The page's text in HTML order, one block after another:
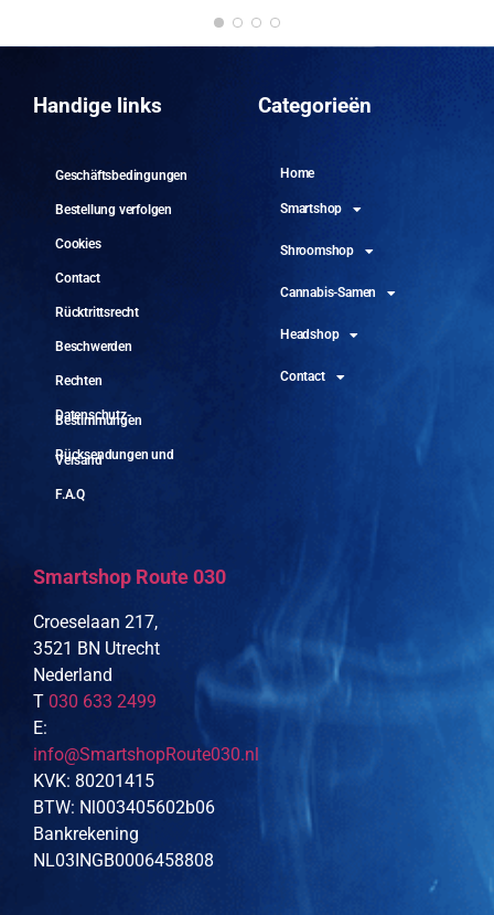
Handige links
Geschäftsbedingungen
Bestellung verfolgen
Cookies
Contact
Rücktrittsrecht
Beschwerden
Rechten
Datenschutz-
Bestimmungen
Rücksendungen und
Versand
F.A.Q
Categorieën
Home
Smartshop
Shroomshop
Cannabis-Samen
Headshop
Contact
Smartshop Route 030
Croeselaan 217,
3521 BN Utrecht
Nederland
T 030 633 2499
E:
info@SmartshopRoute030.nl
KVK: 80201415
BTW: Nl003405602b06
Bankrekening
NL03INGB0006458808